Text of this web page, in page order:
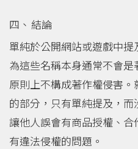
結論
單純於公開網站或遊戲中
為這些名稱本身通常不會是
原則上不構成著作權侵害。
的部分，只有單純提及，而
讓他人誤會有商品授權、
有違法侵權的問題。